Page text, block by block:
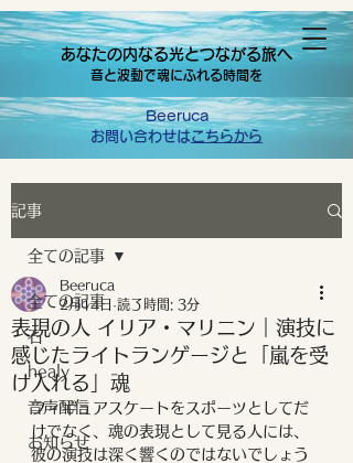
あなたの内なる光とつながる旅へ
音と波動で魂にふれる時間を
Beeruca
お問い合わせはこちらから
記事
全ての記事
石
healy
音声配信
お知らせ
全ての記事
表現の人 イリア・マリニン｜演技に
感じたライトランゲージと「嵐を受
け入れる」魂
Beeruca
2月14日 読了時間: 3分
フィギュアスケートをスポーツとしてだ
けでなく、魂の表現として見る人には、
彼の演技は深く響くのではないでしょう